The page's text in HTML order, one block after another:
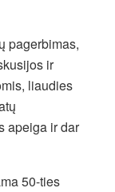
pagerbimas,
ir
liaudies
apeiga ir dar
50-ties